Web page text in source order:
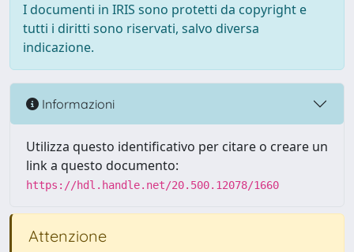
I documenti in IRIS sono protetti da copyright e
tutti i diritti sono riservati, salvo diversa
indicazione.
Informazioni
Utilizza questo identificativo per citare o creare un
link a questo documento:
https://hdl.handle.net/20.500.12078/1660
Attenzione